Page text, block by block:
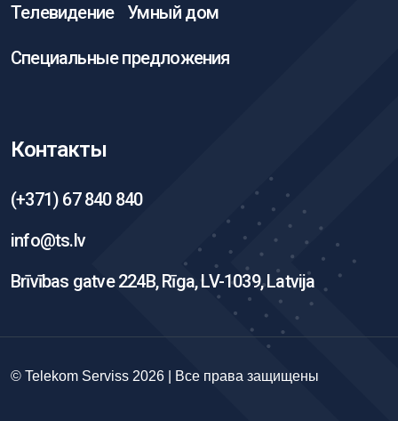
Телевидение Умный дом
Специальные предложения
Контакты
(+371) 67 840 840
info@ts.lv
Brīvības gatve 224B, Rīga, LV-1039, Latvija
© Telekom Serviss 2026 | Все права защищены